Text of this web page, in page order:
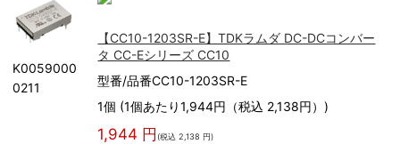
K0059000
0211
【CC10-1203SR-E】TDKラムダ DC-DCコンバー
タ CC-Eシリーズ CC10
型番/品番CC10-1203SR-E
1個 (1個あたり1,944円（税込 2,138円）)
1,944 円 (税込 2,138 円)